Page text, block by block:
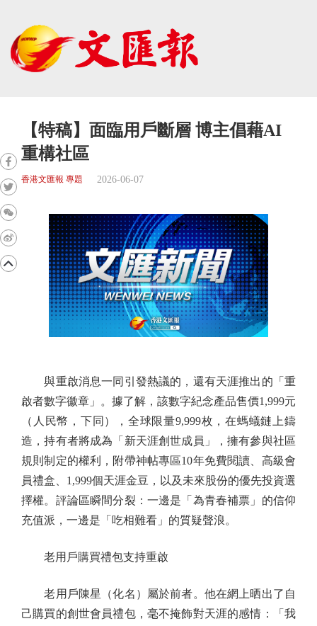
【特稿】面臨用戶斷層 博主倡藉AI
重構社區
香港文匯報 專題 2026-06-07
與重啟消息一同引發熱議的，還有天涯推出的「重
啟者數字徽章」。據了解，該數字紀念產品售價1,999元
（人民幣，下同），全球限量9,999枚，在螞蟻鏈上鑄
造，持有者將成為「新天涯創世成員」，擁有參與社區
規則制定的權利，附帶神帖專區10年免費閱讀、高級會
員禮盒、1,999個天涯金豆，以及未來股份的優先投資選
擇權。評論區瞬間分裂：一邊是「為青春補票」的信仰
充值派，一邊是「吃相難看」的質疑聲浪。
老用戶購買禮包支持重啟
老用戶陳星（化名）屬於前者。他在網上晒出了自
己購買的創世會員禮包，毫不掩飾對天涯的感情：「我